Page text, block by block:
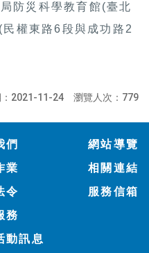
防災科學教育館(臺北
權東路6段與成功路2
：2021-11-24 瀏覽人次：779
們
業
令
務
動訊息
網站導覽
相關連結
服務信箱